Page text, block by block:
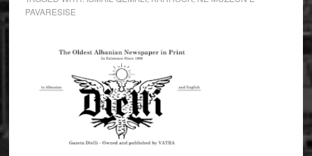
PAVARESISE